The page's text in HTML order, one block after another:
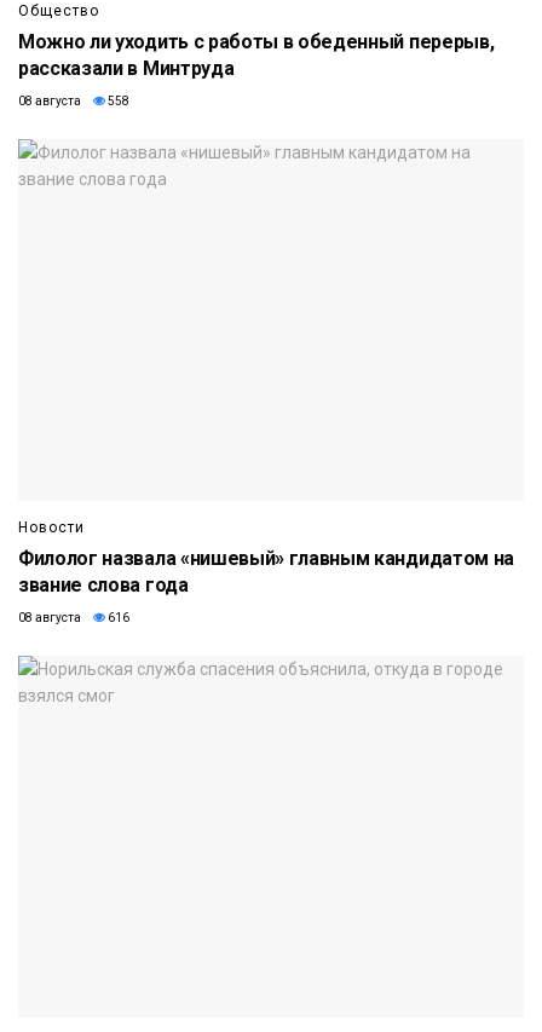
Общество
Можно ли уходить с работы в обеденный перерыв,
рассказали в Минтруда
08 августа 558
Новости
Филолог назвала «нишевый» главным кандидатом на
звание слова года
08 августа 616